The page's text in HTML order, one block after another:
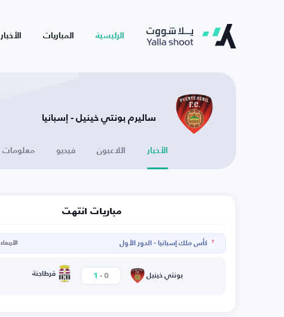
الرئيسية المباريات الأخبار
ساليرم بونتي خينيل - إسبانيا
الأخبار اللاعبون فيديو معلومات
مباريات انتهت
كأس ملك إسبانيا - الدور الأول الأربعاء 29-10-2025
بونتي خينيل 0
-
1 قرطاجنة